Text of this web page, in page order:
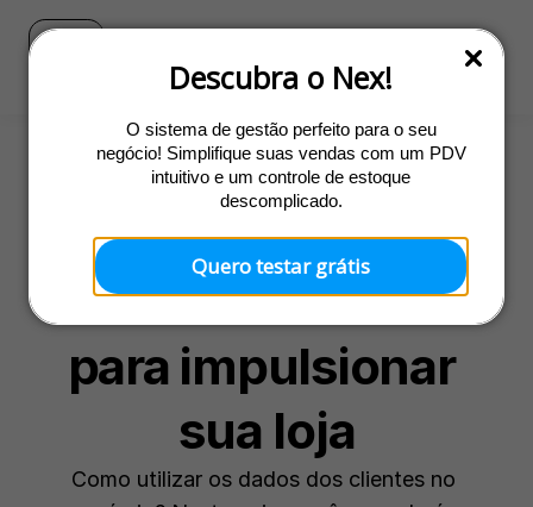
Descubra o Nex!
O sistema de gestão perfeito para o seu
negócio! Simplifique suas vendas com um PDV
intuitivo e um controle de estoque
descomplicado.
Quero testar grátis
Gestão
Guia: Como usar
dados de vendas
para impulsionar
sua loja
Como utilizar os dados dos clientes no
Blog Ir para o site do Nex